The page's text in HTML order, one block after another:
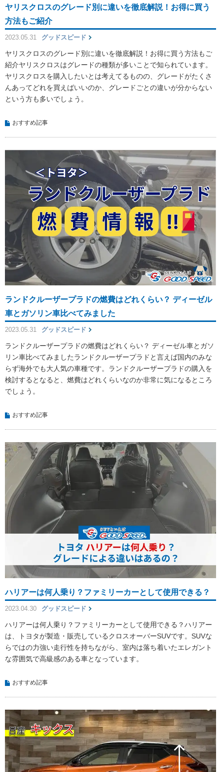
ヤリスクロスのグレード別に違いを徹底解説！お得に買う
方法もご紹介
2023.05.31 グッドスピード
ヤリスクロスのグレード別に違いを徹底解説！お得に買う方法もご
紹介ヤリスクロスはグレードの種類が多いことで知られています。
ヤリスクロスを購入したいとは考えてるものの、グレードがたくさ
んあってどれを買えばいいのか、グレードごとの違いが分からない
という方も多いでしょう。
おすすめ記事
ランドクルーザープラドの燃費はどれくらい？ ディーゼル
車とガソリン車比べてみました
2023.05.31 グッドスピード
ランドクルーザープラドの燃費はどれくらい？ ディーゼル車とガソ
リン車比べてみましたランドクルーザープラドと言えば国内のみな
らず海外でも大人気の車種です。ランドクルーザープラドの購入を
検討するとなると、燃費はどれくらいなのか非常に気になるところ
でしょう。
おすすめ記事
ハリアーは何人乗り？ファミリーカーとして使用できる？
2023.04.30 グッドスピード
ハリアーは何人乗り？ファミリーカーとして使用できる？ハリアー
は、トヨタが製造・販売しているクロスオーバーSUVです。SUVな
らではの力強い走行性を持ちながら、室内は落ち着いたエレガント
な雰囲気で高級感のある車となっています。
おすすめ記事